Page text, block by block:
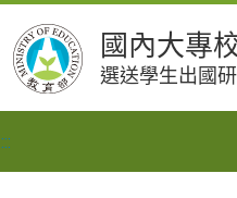
跳
到
主
要
國內大專
選送學生出國
:::